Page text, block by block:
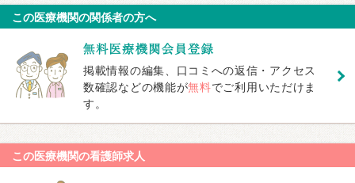
この医療機関の関係者の方へ
掲載情報の編集、口コミへの返信・アクセス
数確認などの機能が無料でご利用いただけま
す。
この医療機関の看護師求人